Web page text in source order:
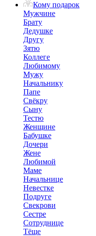
Кому подарок
Мужчине
Брату
Дедушке
Другу
Зятю
Коллеге
Любимому
Мужу
Начальнику
Папе
Свёкру
Сыну
Тестю
Женщине
Бабушке
Дочери
Жене
Любимой
Маме
Начальнице
Невестке
Подруге
Свекрови
Сестре
Сотруднице
Тёще